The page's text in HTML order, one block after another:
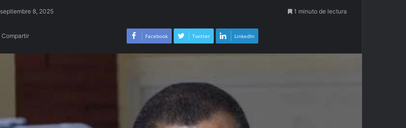
septiembre 8, 2025 1 minuto de lectura
Compartir Facebook Twitter LinkedIn